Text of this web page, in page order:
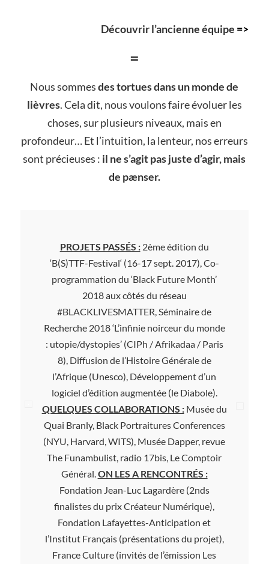
Découvrir l’ancienne équipe =>
=
Nous sommesdes tortues dans un monde de
lièvres. Cela dit, nous voulons faire évoluer les
choses, sur plusieurs niveaux, mais en
profondeur… Et l’intuition, la lenteur, nos erreurs
sont précieuses : il ne s’agit pas juste d’agir, mais
de pænser.
PROJETS PASSÉS :2ème édition du
‘B(S)TTF-Festival‘ (16-17 sept. 2017), Co-
programmation du ‘Black Future Month’
2018 aux côtés du réseau
#BLACKLIVESMATTER, Séminaire de
Recherche 2018 ‘L’infinie noirceur du monde
: utopie/dystopies’ (CIPh / Afrikadaa / Paris
8), Diffusion de l’Histoire Générale de
l’Afrique (Unesco), Développement d’un
logiciel d’édition augmentée (le Diabole).
QUELQUES COLLABORATIONS :Musée du
Quai Branly, Black Portraitures Conferences
(NYU, Harvard, WITS), Musée Dapper, revue
The Funambulist, radio 17bis, Le Comptoir
Général. ON LES A RENCONTRÉS :
Fondation Jean-Luc Lagardère (2nds
finalistes du prix Créateur Numérique),
Fondation Lafayettes-Anticipation et
l’Institut Français (présentations du projet),
France Culture (invités de l’émission Les